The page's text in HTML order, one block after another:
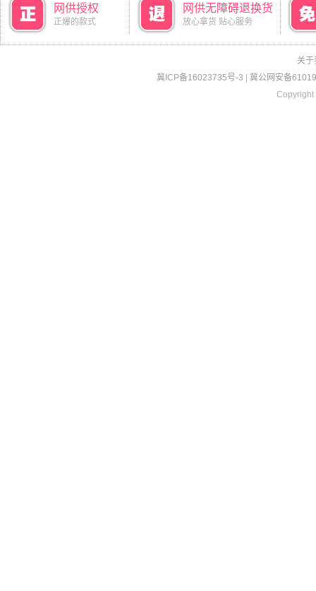
网供授权
正爆的款式
网供无障碍退换货
放心拿货 贴心服务
关于
冀ICP备16023735号-3
冀公网安备